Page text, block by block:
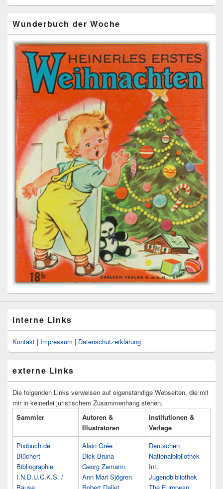
Wunderbuch der Woche
interne Links
Kontakt | Impressum | Datenschutzerklärung
externe Links
Die folgenden Links verweisen auf eigenständige Webseiten, die mit
mir in keinerlei juristischem Zusammenhang stehen.
Sammler
Autoren &
Illustratoren
Institutionen &
Verlage
Pixibuch.de
Blüchert
Bibliographie
I.N.D.U.C.K.S. /
Bause
Alain Grée
Dick Bruna
Georg Zemann
Ann Mari Sjögren
Robert Dallet
Deutschen
Nationalbibliothek
Int.
Jugendbibliothek
The European